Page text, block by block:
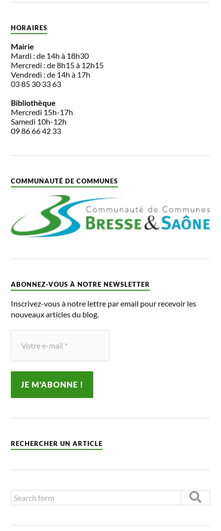
HORAIRES
Mairie
Mardi : de 14h à 18h30
Mercredi : de 8h15 à 12h15
Vendredi : de 14h à 17h
03 85 30 33 63
Bibliothèque
Mercredi 15h-17h
Samedi 10h-12h
09 86 66 42 33
COMMUNAUTÉ DE COMMUNES
ABONNEZ-VOUS À NOTRE NEWSLETTER
Inscrivez-vous à notre lettre par email pour recevoir les
nouveaux articles du blog.
RECHERCHER UN ARTICLE